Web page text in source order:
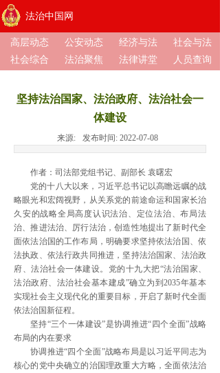
法治中国网
高层动态 公安动态 经济与法
社会与法
社会综合
法治聚焦 法律讲堂 人员查询
坚持法治国家、法治政府、法治社会一
体建设
来源: 发布时间: 2022-07-08
作者：司法部党组书记、副部长 袁曙宏
党的十八大以来，习近平总书记以高瞻远瞩的战
略眼光和宏阔视野，从关系党的前途命运和国家长治
久安的战略全局高度认识法治、定位法治、布局法
治、推进法治、厉行法治，创造性地提出了新时代全
面依法治国的工作布局，明确要求坚持依法治国、依
法执政、依法行政共同推进，坚持法治国家、法治政
府、法治社会一体建设。党的十九大把“法治国家、
法治政府、法治社会基本建成”确立为到2035年基本
实现社会主义现代化的重要目标，开启了新时代全面
依法治国新征程。
坚持“三个一体建设”是协调推进“四个全面”战略
布局的内在要求
协调推进“四个全面”战略布局是以习近平同志为
核心的党中央确立的治国理政重大方略，全面依法治